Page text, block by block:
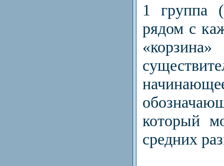
1 группа
рядом с
который
средних